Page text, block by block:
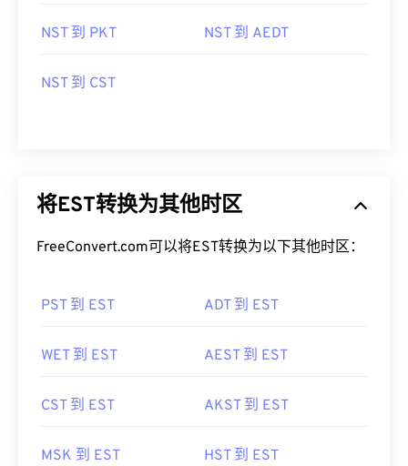
NST 到 PKT NST 到 AEDT
NST 到 CST
将EST转换为其他时区
FreeConvert.com可以将EST转换为以下其他时区：
PST 到 EST ADT 到 EST
WET 到 EST AEST 到 EST
CST 到 EST AKST 到 EST
MSK 到 EST HST 到 EST